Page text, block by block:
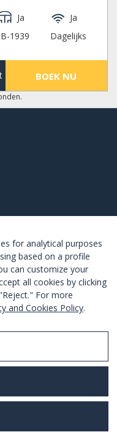
Ja
Ja
1939
Dagelijks
BOEK NU
for analytical purposes
based on a profile
can customize your
all cookies by clicking
For more
and Cookies Policy.